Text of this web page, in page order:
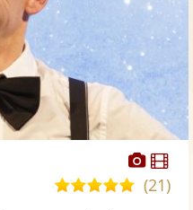
4,9(21)